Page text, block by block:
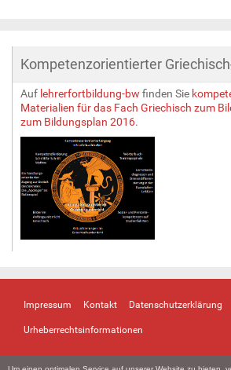
Kompetenzorientierter
Auf lehrerfortbildung-bw finden Sie
Materialien für das Fach Griechisch zum
zum Bildungsplan 2016.
Impressum Kontakt Datenschutzerklärung
Urheberrechtsinformationen